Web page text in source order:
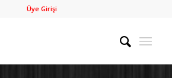
Üye Girişi